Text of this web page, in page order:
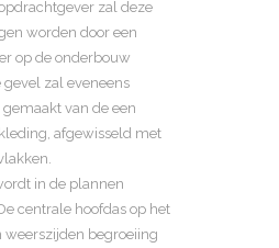
zal deze
worden door een
op de onderbouw
gevel zal eveneens
van de een
afgewisseld met
in de plannen
centrale hoofdas op het
weerszijden begroeiing